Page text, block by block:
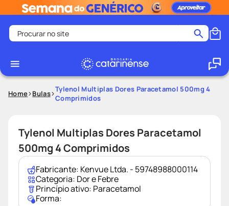
Procurar no site
1
medley
shampoo
5º
ozivy
6º
lenço umedecido
protetor solar
desodorante
fralda pampers
Home Bulas Tylenol Multiplas Dores Paracetamol 500mg 4
Comprimidos
Tylenol Multiplas Dores Paracetamol
500mg 4 Comprimidos
Fabricante: Kenvue Ltda. - 59748988000114
Categoria: Dor e Febre
Princípio ativo: Paracetamol
Forma: